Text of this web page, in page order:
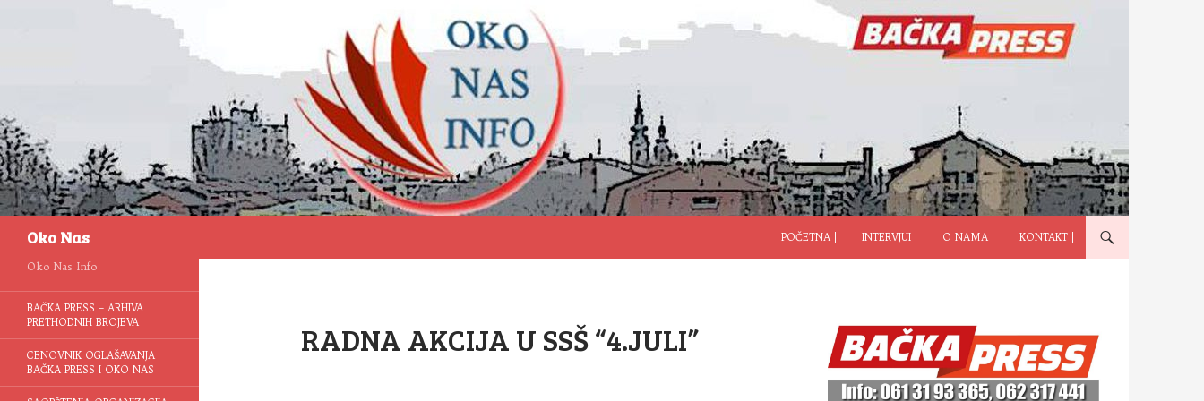
Oko Nas
POČETNA |
INTERVJUI | O NAMA | KONTAKT |
RADNA AKCIJA U SSŠ “4.JULI”
Oko Nas Info
BAČKA PRESS – ARHIVA
PRETHODNIH BROJEVA
CENOVNIK OGLAŠAVANJA
BAČKA PRESS I OKO NAS